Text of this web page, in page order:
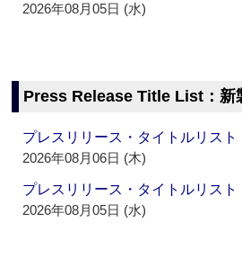
2026年08月05日 (水)
Press Release Title List：新
プレスリリース・タイトルリス
2026年08月06日 (木)
プレスリリース・タイトルリス
2026年08月05日 (水)